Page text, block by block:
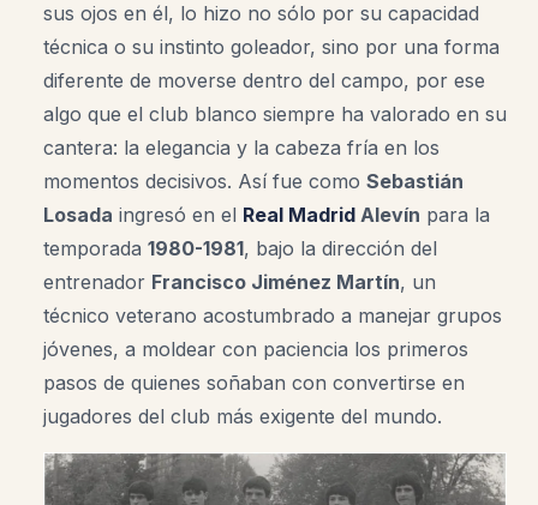
sus ojos en él, lo hizo no sólo por su capacidad
técnica o su instinto goleador, sino por una forma
diferente de moverse dentro del campo, por ese
algo que el club blanco siempre ha valorado en su
cantera: la elegancia y la cabeza fría en los
momentos decisivos. Así fue como Sebastián
Losada ingresó en el Real Madrid Alevín para la
temporada 1980-1981, bajo la dirección del
entrenador Francisco Jiménez Martín, un
técnico veterano acostumbrado a manejar grupos
jóvenes, a moldear con paciencia los primeros
pasos de quienes soñaban con convertirse en
jugadores del club más exigente del mundo.